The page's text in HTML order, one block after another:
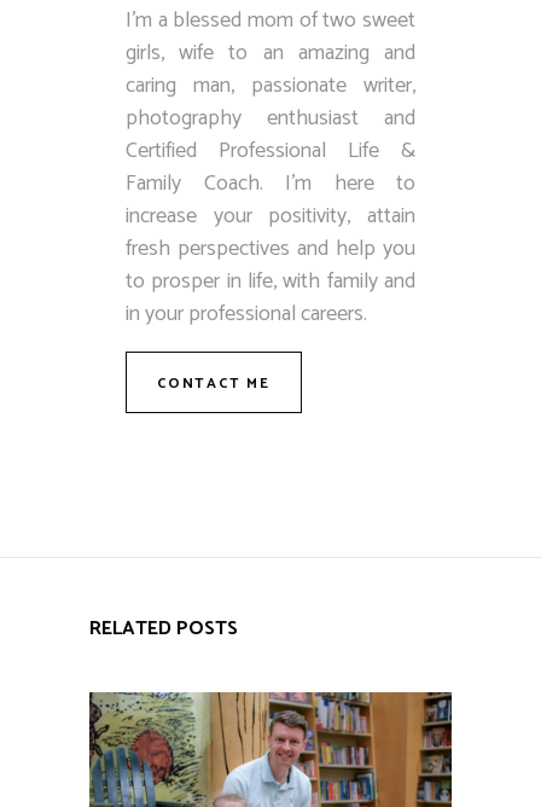
I’m a blessed mom of two sweet
girls, wife to an amazing and
caring man, passionate writer,
photography enthusiast and
Certified Professional Life &
Family Coach. I’m here to
increase your positivity, attain
fresh perspectives and help you
to prosper in life, with family and
in your professional careers.
CONTACT ME
RELATED POSTS